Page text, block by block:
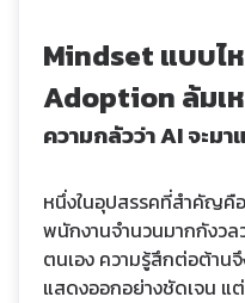
Mindset แบบไ
Adoption ล้มเ
ความกลัวว่า AI จะม
หนึ่งในอุปสรรคที่สำคัญคื
พนักงานจำนวนมากกังวล
ตนเอง ความรู้สึกต่อต้าน
แสดงออกอย่างชัดเจน แ